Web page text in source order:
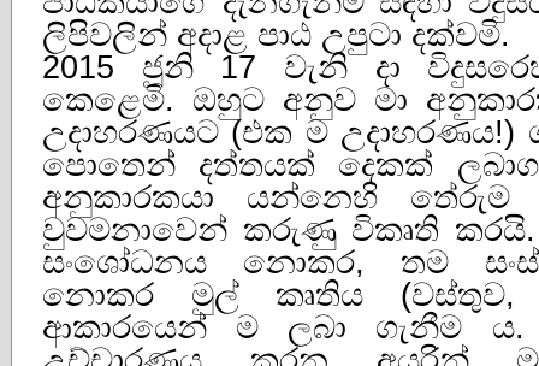
ලිපිවලින් අදාළ පාඨ උපුටා දක්වමි.
2015 ජූනි 17 වැනි දා
කෙළෙමි. ඔහුට අනුව මා
උදාහරණයට (එක ම
පොතෙන් දත්තයක් දෙකක්
අනුකාරකයා යන්නෙහි
වුවමනාවෙන් කරුණු විකෘති
සංශෝධනය නොකර, තම
නොකර මුල් කෘතිය (වස්තුව,
ආකාරයෙන් ම ලබා ගැනීම ය.